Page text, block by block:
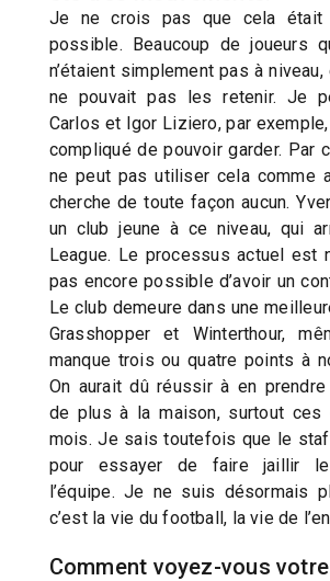
Je ne crois pas que cela était
possible. Beaucoup de joueurs
n’étaient simplement pas à niveau,
ne pouvait pas les retenir. Je
Carlos et Igor Liziero, par
compliqué de pouvoir garder. Par
ne peut pas utiliser cela comme
cherche de toute façon aucun.
un club jeune à ce niveau, qui
League. Le processus actuel est
pas encore possible d’avoir un
Le club demeure dans une
Grasshopper et Winterthour,
manque trois ou quatre points à
On aurait dû réussir à en prendre
de plus à la maison, surtout ces
mois. Je sais toutefois que le
pour essayer de faire jaillir
l’équipe. Je ne suis désormais
c’est la vie du football, la vie de
Comment voyez-vous